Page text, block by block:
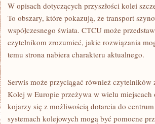
W opisach dotyczących przyszłości kolei
To obszary, które pokazują, że transport
współczesnego świata. CTCU może
czytelnikom zrozumieć, jakie rozwiązania
temu strona nabiera charakteru aktualnego.
Serwis może przyciągać również czytelników
Kolej w Europie przeżywa w wielu miejscach
kojarzy się z możliwością dotarcia do
systemach kolejowych mogą być pomocne